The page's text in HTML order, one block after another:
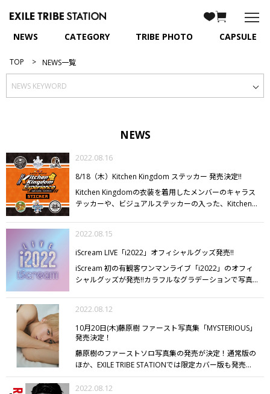
NEWS CATEGORY TRIBE PHOTO CAPSULE
TOP NEWS一覧
NEWS
8/18（木）Kitchen Kingdom ステッカー 発売決定!!
2022.08.16
Kitchen Kingdomの衣装を着用したメンバーのキャラス
テッカーや、ビジュアルステッカーの入った、Kitchen
Kingdom ステッカー/THE RAMPAGE/BLACK
Kingdom ステッカー/THE RAMPAGE/WHITE・Kitchen
ステッカー/BALLISTIK BOYZ・Kitchen Kingdom ステッ
カー/劇団EXILE【発売日】 EXILE TRIBE STATION
TOKYO/OSAKA/ONLINE STOREにて8/18（木）12:00発
売!!現在、LDH kitchen THE TOKYO HANEDAにて開催中
Kingdom ステッカーの販売を行っておりますので、こ
の機会にぜひ、Kitchen Kingdom Experienceへのご来
店をお待ちしております。※在庫状況により、売り切れ
の場合もございます。■開催期間第1弾：8/1（月）～
8/31（水）第2弾：9/26（月）～10/31（月）■営業時
間：11:00～22:00（L.O21:00）
iScream LIVE「i2022」オフィシャルグッズ発売!!
2022.08.15
iScream 初の有観客ワンマンライブ「i2022」のオフィ
シャルグッズが発売!!カラフルなグラデーションで写真
で、初LIVEの記念にぜひチェックしてください!!
10月20日(木)藤原樹 ファースト写真集「MYSTERIOUS」
発売決定！
2022.08.12
藤原樹のファーストソロ写真集の発売が決定！ 通常版の
ほか、EXILE TRIBE STATIONでは限定カバー版も発売！
本日よりONLINE STOREにて予約受付開始しました！普
段はあまり自分のことを多くは語らないクールでシャイ
2022.08.12